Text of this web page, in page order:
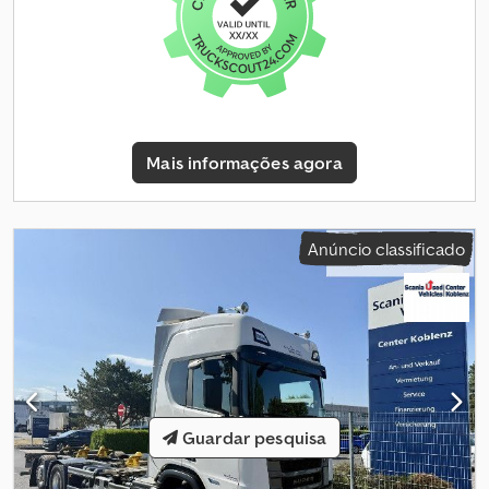
pedal de embraiagem * Suspensão pneumática completa *
Depósito Ad-Blue * Engate de reboque * Spoiler de teto *
Suporte para roda sobressalente * Cor da cabine: Azul *
Dispositivo de elevação/abaixamento * Eixo elevatório * Faróis de
nevoeiro Dodpfjzr Au Ssx Akzjkr * Visor solar * Depósito de 780
ASR/TC * Espelhos exteriores aquecidos * Bloqueio do
diferencial * Assentos do condutor e do passageiro com
suspensão pneumática * Ar condicionado * Caixa frigorífica *
auxiliar * Ar condicionado de estacionamento * Tacógrafo digital
* Cruise control * Assistente de arranque * Assistente de
manutenção da faixa * Controlo de distância * Volante
multifuncional * Chassis multiuso * Pneus - 1.º eixo: 315/70R22,5 *
Pneus - 2.º eixo: 315/70R22,5 * Pneus - 3.º eixo: 315/70R22,5 *
Distância entre eixos: 4,80 m * Dimensões internas C: 6,90 m *
Inspeção técnica válida até 01.2027 Quilometragem de acordo
com o tacógrafo. Venda de um veículo usado no estado em que
se encontra, exclusivamente para empresas ou para exportação.
Venda sujeita à exclusão da responsabilidade por defeitos
materiais (§ 444 BGB). Sem garantia. Reclamações posteriores não
Mais informações agora
Anúncio classificado
Guardar pesquisa